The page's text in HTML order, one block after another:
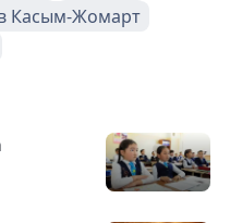
Касым-Жомарт